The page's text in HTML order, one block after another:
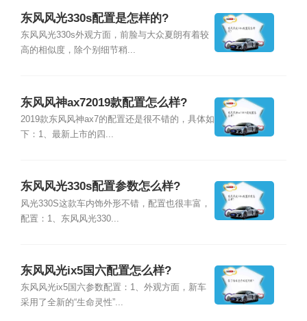
东风风光330s配置是怎样的?
东风风光330s外观方面，前脸与大众夏朗有着较
高的相似度，除个别细节稍...
东风风神ax72019款配置怎么样?
2019款东风风神ax7的配置还是很不错的，具体如
下：1、最新上市的四...
东风风光330s配置参数怎么样?
风光330S这款车内饰外形不错，配置也很丰富，
配置：1、东风风光330...
东风风光ix5国六配置怎么样?
东风风光ix5国六参数配置：1、外观方面，新车
采用了全新的“生命灵性”...